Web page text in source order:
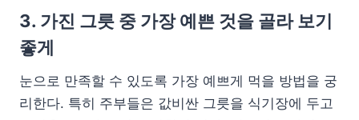
3. 가진 그릇 중 가장 예쁜 것을 골라 보기
좋게
눈으로 만족할 수 있도록 가장 예쁘게 먹을 방법을 궁
리한다. 특히 주부들은 값비싼 그릇을 식기장에 두고